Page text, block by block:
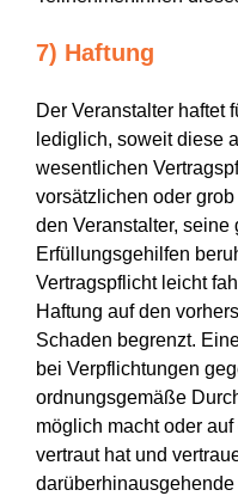
7) Haftung
Der Veranstalter haftet
lediglich, soweit diese
wesentlichen
vorsätzlichen oder
den Veranstalter, seine
Erfüllungsgehilfen
Vertragspflicht leicht
Haftung auf den
Schaden begrenzt.
bei Verpflichtungen
ordnungsgemäße
möglich macht oder
vertraut hat und